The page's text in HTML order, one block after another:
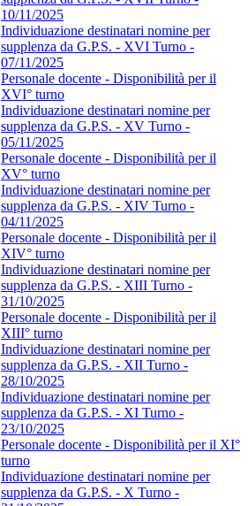
10/11/2025
Individuazione destinatari nomine per
supplenza da G.P.S. - XVI Turno -
07/11/2025
Personale docente - Disponibilità per il
XVI° turno
Individuazione destinatari nomine per
supplenza da G.P.S. - XV Turno -
05/11/2025
Personale docente - Disponibilità per il
XV° turno
Individuazione destinatari nomine per
supplenza da G.P.S. - XIV Turno -
04/11/2025
Personale docente - Disponibilità per il
XIV° turno
Individuazione destinatari nomine per
supplenza da G.P.S. - XIII Turno -
31/10/2025
Personale docente - Disponibilità per il
XIII° turno
Individuazione destinatari nomine per
supplenza da G.P.S. - XII Turno -
28/10/2025
Individuazione destinatari nomine per
supplenza da G.P.S. - XI Turno -
23/10/2025
Personale docente - Disponibilità per il XI°
turno
Individuazione destinatari nomine per
supplenza da G.P.S. - X Turno -